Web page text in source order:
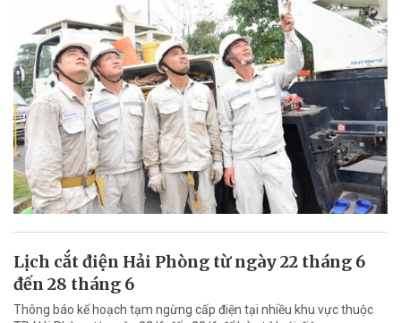
Lịch cắt điện Hải Phòng từ ngày 22 tháng 6
đến 28 tháng 6
Thông báo kế hoạch tạm ngừng cấp điện tại nhiều khu vực thuộc